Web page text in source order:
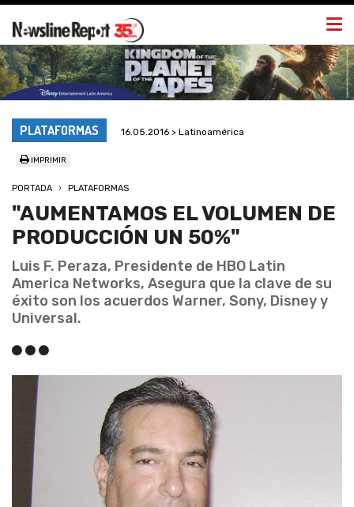
PLATAFORMAS 16.05.2016 > Latinoamérica
IMPRIMIR
PORTADA PLATAFORMAS
"AUMENTAMOS EL VOLUMEN DE
PRODUCCIÓN UN 50%"
Luis F. Peraza, Presidente de HBO Latin
America Networks, Asegura que la clave de su
éxito son los acuerdos Warner, Sony, Disney y
Universal.